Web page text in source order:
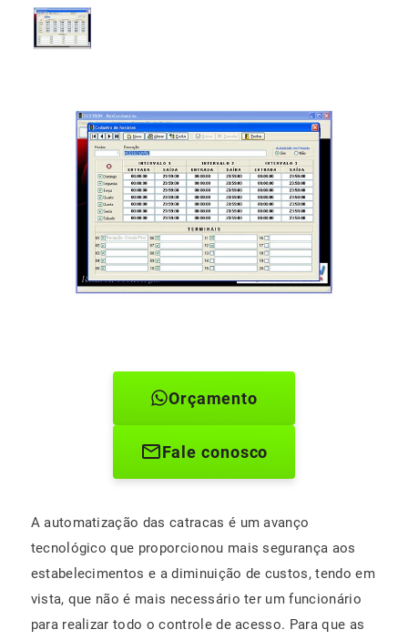
Orçamento
Fale conosco
A automatização das catracas é um avanço
tecnológico que proporcionou mais segurança aos
estabelecimentos e a diminuição de custos, tendo em
vista, que não é mais necessário ter um funcionário
para realizar todo o controle de acesso. Para que as